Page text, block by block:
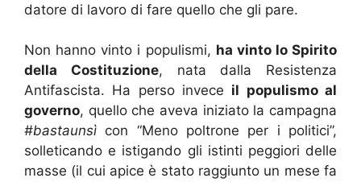
datore di lavoro di fare quello che gli pare.
Non hanno vinto i populismi, ha vinto lo Spirito
della Costituzione, nata dalla Resistenza
Antifascista. Ha perso invece il populismo al
governo, quello che aveva iniziato la campagna
#bastaunsì con “Meno poltrone per i politici”,
solleticando e istigando gli istinti peggiori delle
masse (il cui apice è stato raggiunto un mese fa